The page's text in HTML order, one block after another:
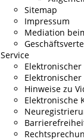
Sitemap
Impressum
Mediation
Service
Hinweise zu
Elektronische